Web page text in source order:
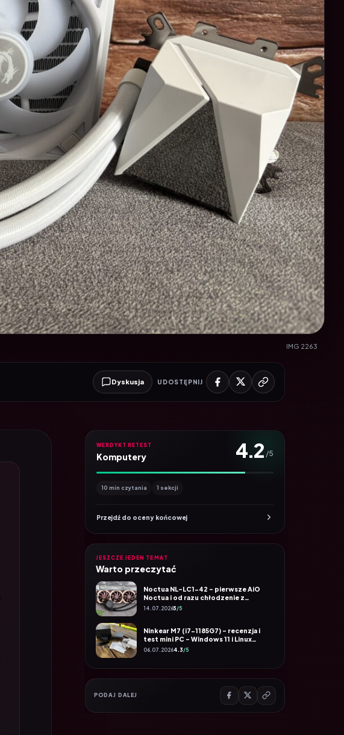
IMG 2263
Dyskusja UDOSTĘPNIJ
WERDYKT RETEST
Komputery 4.2 /5
10 min czytania 1 sekcji
Przejdź do oceny końcowej
JESZCZE JEDEN TEMAT
Warto przeczytać
Noctua NL-LC1-42 – pierwsze AiO
Noctua i od razu chłodzenie z
najwyższej półki
14.07.20265/5
Ninkear M7 (i7-1185G7) – recenzja i
test mini PC – Windows 11 i Linux
Proxmox
06.07.20264.3/5
PODAJ DALEJ